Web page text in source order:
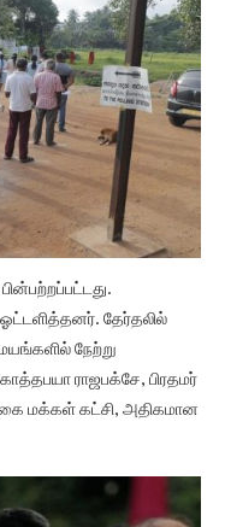
தேர்தலில்
நேற்று
ராஜபக்சே, பிரதமர்
மக்கள் கட்சி, அதிகமான